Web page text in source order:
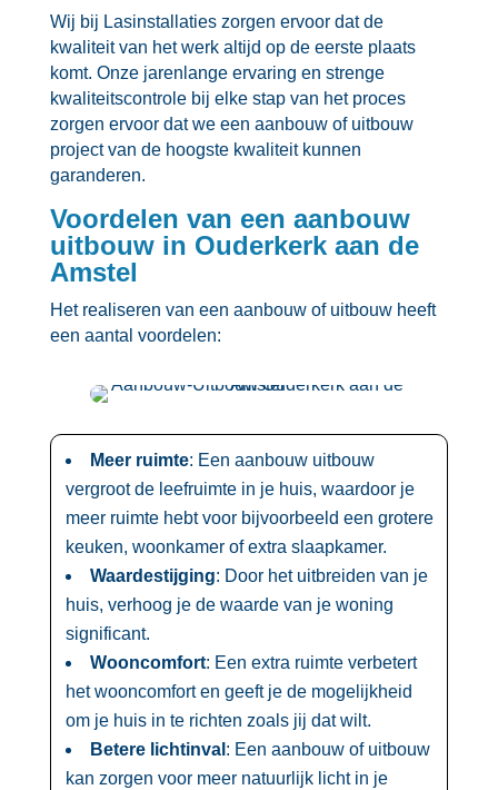
Wij bij Lasinstallaties zorgen ervoor dat de
kwaliteit van het werk altijd op de eerste plaats
komt.​ Onze jarenlange ervaring en strenge
kwaliteitscontrole bij elke stap van het proces
zorgen ervoor dat we een aanbouw of uitbouw
project van de hoogste kwaliteit kunnen
garanderen.​
Voordelen van een aanbouw
uitbouw in Ouderkerk aan de
Amstel
Het realiseren van een aanbouw of uitbouw heeft
een aantal voordelen:
Meer ruimte: Een aanbouw uitbouw
vergroot de leefruimte in je huis, waardoor je
meer ruimte hebt voor bijvoorbeeld een grotere
keuken, woonkamer of extra slaapkamer.​
Waardestijging: Door het uitbreiden van je
huis, verhoog je de waarde van je woning
significant.​
Wooncomfort: Een extra ruimte verbetert
het wooncomfort en geeft je de mogelijkheid
om je huis in te richten zoals jij dat wilt.​
Betere lichtinval : Een aanbouw of uitbouw
kan zorgen voor meer natuurlijk licht in je